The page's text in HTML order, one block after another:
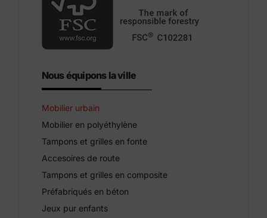
Nous équipons la ville
Mobilier urbain
Mobilier en polyéthylène
Tampons et grilles en fonte
Accesoires de route
Tampons et grilles en composite
Préfabriqués en béton
Jeux pur enfants